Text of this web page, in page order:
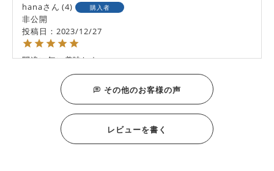
hana 4 購入者
非公開
投稿日
2023/12/27
間違い無い美味しさ。
また来年も注文したいと思います。
bokuhane
2023/09/15
その他のお客様の声
レビューを書く